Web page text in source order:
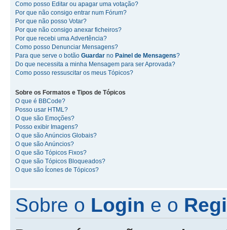
Como posso Editar ou apagar uma votação?
Por que não consigo entrar num Fórum?
Por que não posso Votar?
Por que não consigo anexar ficheiros?
Por que recebi uma Advertência?
Como posso Denunciar Mensagens?
Para que serve o botão Guardar no Painel de Mensagens?
Do que necessita a minha Mensagem para ser Aprovada?
Como posso ressuscitar os meus Tópicos?
Sobre os Formatos e Tipos de Tópicos
O que é BBCode?
Posso usar HTML?
O que são Emoções?
Posso exibir Imagens?
O que são Anúncios Globais?
O que são Anúncios?
O que são Tópicos Fixos?
O que são Tópicos Bloqueados?
O que são Ícones de Tópicos?
Sobre o Login e o